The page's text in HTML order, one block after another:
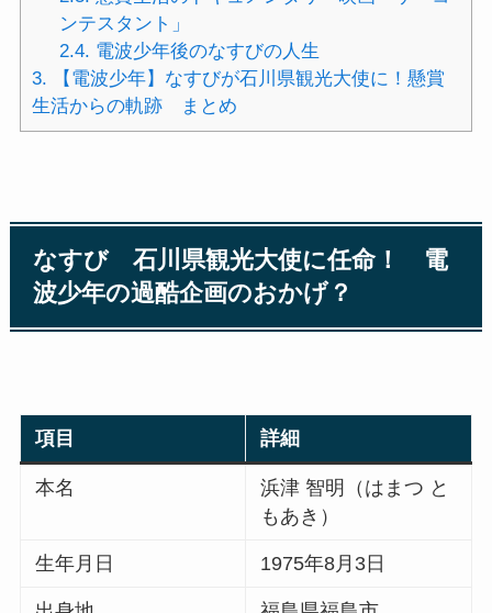
ンテスタント」
2.4. 電波少年後のなすびの人生
3. 【電波少年】なすびが石川県観光大使に！懸賞
生活からの軌跡 まとめ
なすび 石川県観光大使に任命！ 電
波少年の過酷企画のおかげ？
項目 詳細
本名
浜津 智明（はまつ と
もあき）
生年月日 1975年8月3日